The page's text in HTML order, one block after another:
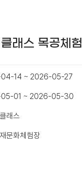
래스 목공체험
14 ~ 2026-05-27
01 ~ 2026-05-30
래스
문화체험장